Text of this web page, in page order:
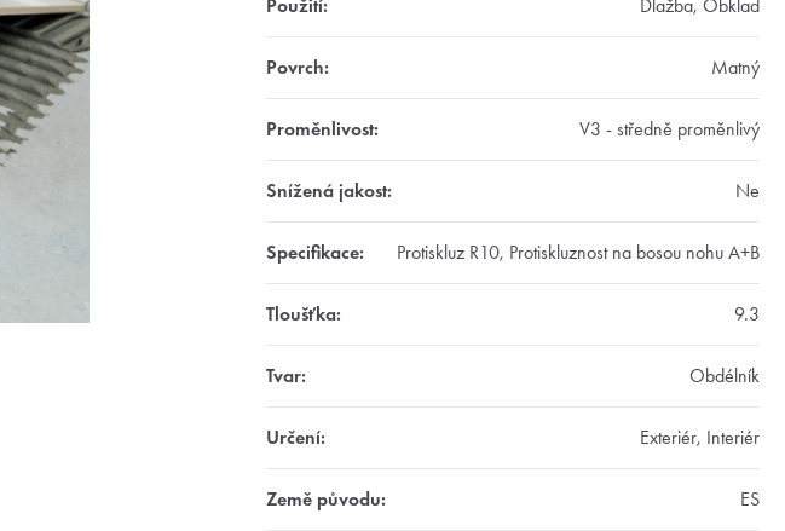
Použití: Dlažba, Obklad
Povrch: Matný
Proměnlivost: V3 - středně proměnlivý
Snížená jakost: Ne
Specifikace: Protiskluz R10, Protiskluznost na bosou nohu A+B
Tloušťka: 9.3
Tvar: Obdélník
Určení: Exteriér, Interiér
Země původu: ES